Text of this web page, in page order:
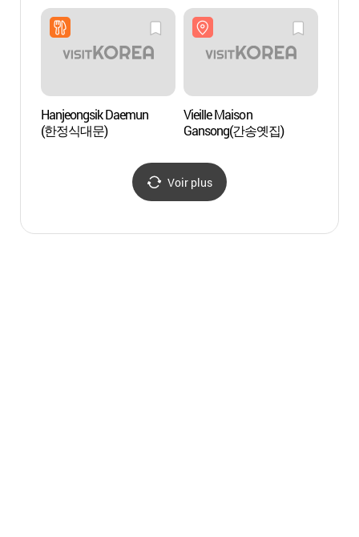
Hanjeongsik Daemun
(한정식대문)
Vieille Maison
Gansong(간송옛집)
Voir plus